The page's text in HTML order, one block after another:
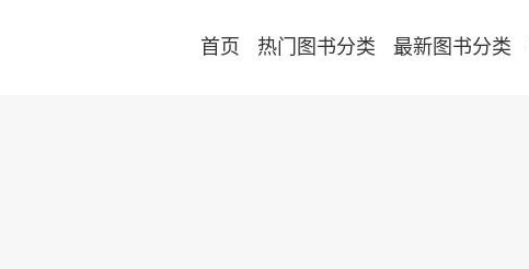
首页 热门图书分类 最新图书分类